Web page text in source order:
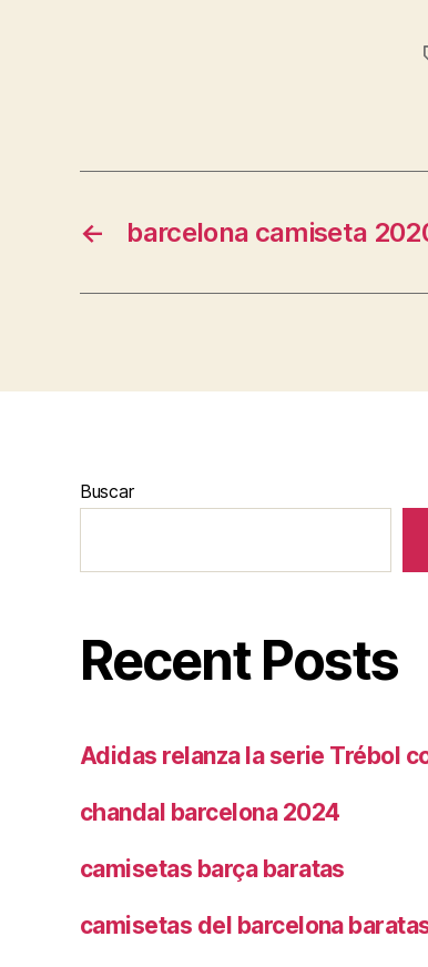
← barcelona camiseta
Buscar
Recent Posts
Adidas relanza la serie Trébol
chandal barcelona 2024
camisetas barça baratas
camisetas del barcelona